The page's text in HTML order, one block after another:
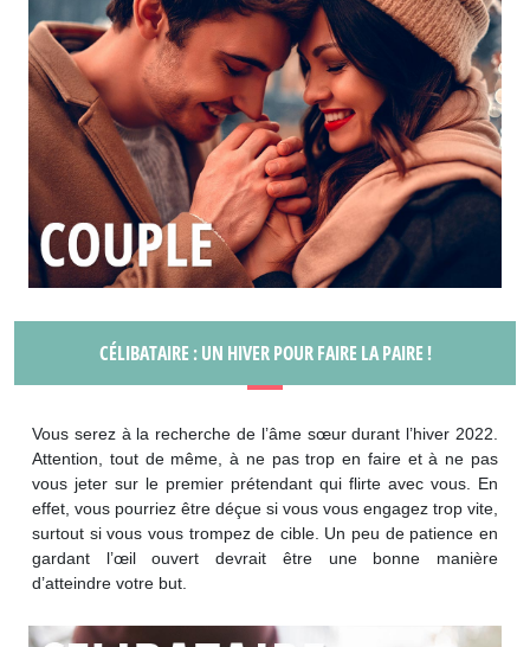
CÉLIBATAIRE : UN HIVER POUR FAIRE LA PAIRE !
Vous serez à la recherche de l’âme sœur durant l’hiver 2022.
Attention, tout de même, à ne pas trop en faire et à ne pas
vous jeter sur le premier prétendant qui flirte avec vous. En
effet, vous pourriez être déçue si vous vous engagez trop vite,
surtout si vous vous trompez de cible. Un peu de patience en
gardant l’œil ouvert devrait être une bonne manière
d’atteindre votre but.